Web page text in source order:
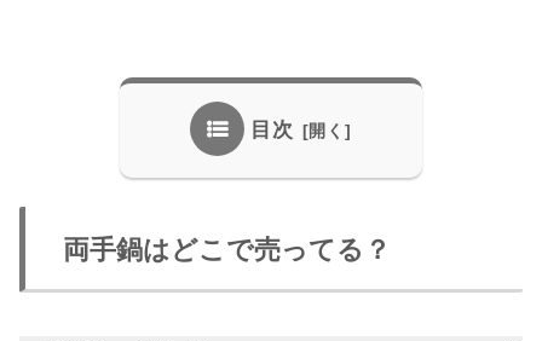
目次
両手鍋はどこで売ってる？